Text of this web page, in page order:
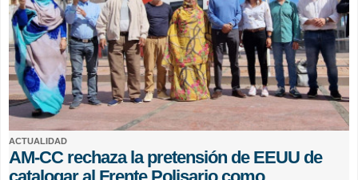
ACTUALIDAD
AM-CC rechaza la pretensión de EEUU de